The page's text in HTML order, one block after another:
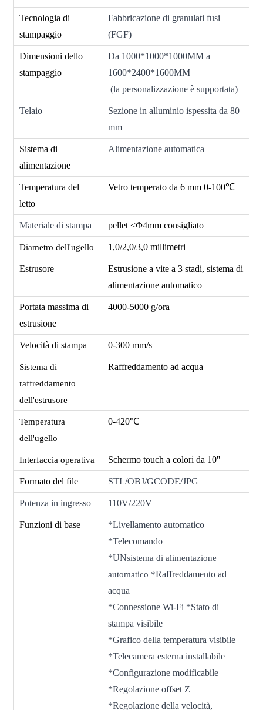
Tecnologia di
stampaggio
Fabbricazione di granulati fusi
(FGF)
Dimensioni dello
stampaggio
Da 1000*1000*1000MM a
1600*2400*1600MM
(la personalizzazione è supportata)
Telaio
Sezione in alluminio ispessita da 80
mm
Sistema di
alimentazione
Alimentazione automatica
Temperatura del
letto
Vetro temperato da 6 mm 0-100℃
Materiale di stampa pellet <Φ4mm consigliato
Diametro dell'ugello 1,0/2,0/3,0 millimetri
Estrusore
Estrusione a vite a 3 stadi, sistema di
alimentazione automatico
Portata massima di
estrusione
4000-5000 g/ora
Velocità di stampa 0-300 mm/s
Sistema di
raffreddamento
dell'estrusore
Raffreddamento ad acqua
Temperatura
dell'ugello
0-420℃
Interfaccia operativa Schermo touch a colori da 10''
Formato del file STL/OBJ/GCODE/JPG
Potenza in ingresso 110V/220V
Funzioni di base
*Livellamento automatico
*Telecomando
*UNsistema di alimentazione
automatico *Raffreddamento ad
acqua
*Connessione Wi-Fi *Stato di
stampa visibile
*Grafico della temperatura visibile
*Telecamera esterna installabile
*Configurazione modificabile
*Regolazione offset Z
*Regolazione della velocità,